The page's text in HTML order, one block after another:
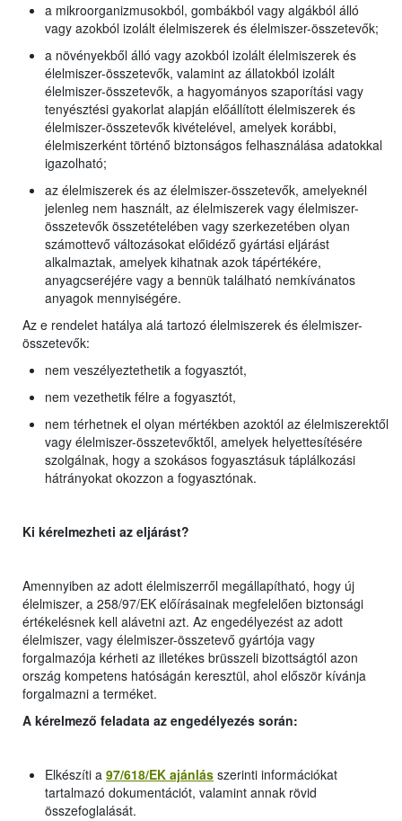
a mikroorganizmusokból, gombákból vagy algákból álló
vagy azokból izolált élelmiszerek és élelmiszer-összetevők;
a növényekből álló vagy azokból izolált élelmiszerek és
élelmiszer-összetevők, valamint az állatokból izolált
élelmiszer-összetevők, a hagyományos szaporítási vagy
tenyésztési gyakorlat alapján előállított élelmiszerek és
élelmiszer-összetevők kivételével, amelyek korábbi,
élelmiszerként történő biztonságos felhasználása adatokkal
igazolható;
az élelmiszerek és az élelmiszer-összetevők, amelyeknél
jelenleg nem használt, az élelmiszerek vagy élelmiszer-
összetevők összetételében vagy szerkezetében olyan
számottevő változásokat előidéző gyártási eljárást
alkalmaztak, amelyek kihatnak azok tápértékére,
anyagcseréjére vagy a bennük található nemkívánatos
anyagok mennyiségére.
Az e rendelet hatálya alá tartozó élelmiszerek és élelmiszer-
összetevők:
nem veszélyeztethetik a fogyasztót,
nem vezethetik félre a fogyasztót,
nem térhetnek el olyan mértékben azoktól az élelmiszerektől
vagy élelmiszer-összetevőktől, amelyek helyettesítésére
szolgálnak, hogy a szokásos fogyasztásuk táplálkozási
hátrányokat okozzon a fogyasztónak.
Ki kérelmezheti az eljárást?
Amennyiben az adott élelmiszerről megállapítható, hogy új
élelmiszer, a 258/97/EK előírásainak megfelelően biztonsági
értékelésnek kell alávetni azt. Az engedélyezést az adott
élelmiszer, vagy élelmiszer-összetevő gyártója vagy
forgalmazója kérheti az illetékes brüsszeli bizottságtól azon
ország kompetens hatóságán keresztül, ahol először kívánja
forgalmazni a terméket.
A kérelmező feladata az engedélyezés során:
Elkészíti a 97/618/EK ajánlás szerinti információkat
tartalmazó dokumentációt, valamint annak rövid
összefoglalását.